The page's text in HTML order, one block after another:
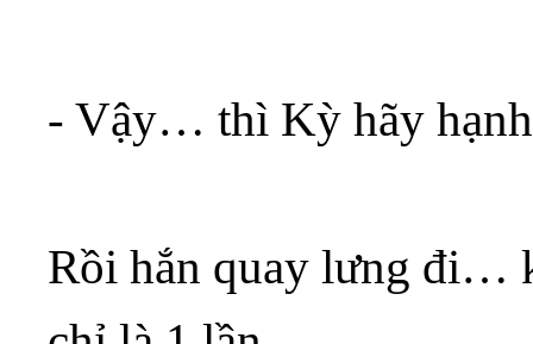
- Vậy… thì Kỳ hãy
Rồi hắn quay lưng đi…